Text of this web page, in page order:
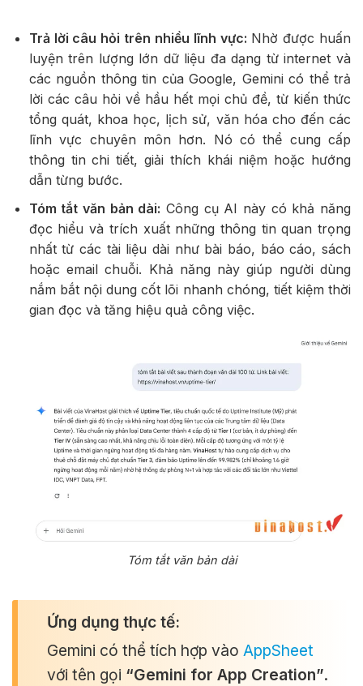
Trả lời câu hỏi trên nhiều lĩnh vực: Nhờ được huấn
luyện trên lượng lớn dữ liệu đa dạng từ internet và
các nguồn thông tin của Google, Gemini có thể trả
lời các câu hỏi về hầu hết mọi chủ đề, từ kiến thức
tổng quát, khoa học, lịch sử, văn hóa cho đến các
lĩnh vực chuyên môn hơn. Nó có thể cung cấp
thông tin chi tiết, giải thích khái niệm hoặc hướng
dẫn từng bước.
Tóm tắt văn bản dài: Công cụ AI này có khả năng
đọc hiểu và trích xuất những thông tin quan trọng
nhất từ các tài liệu dài như bài báo, báo cáo, sách
hoặc email chuỗi. Khả năng này giúp người dùng
nắm bắt nội dung cốt lõi nhanh chóng, tiết kiệm thời
gian đọc và tăng hiệu quả công việc.
Tóm tắt văn bản dài
Ứng dụng thực tế:
Gemini có thể tích hợp vào AppSheet
với tên gọi “Gemini for App Creation”.